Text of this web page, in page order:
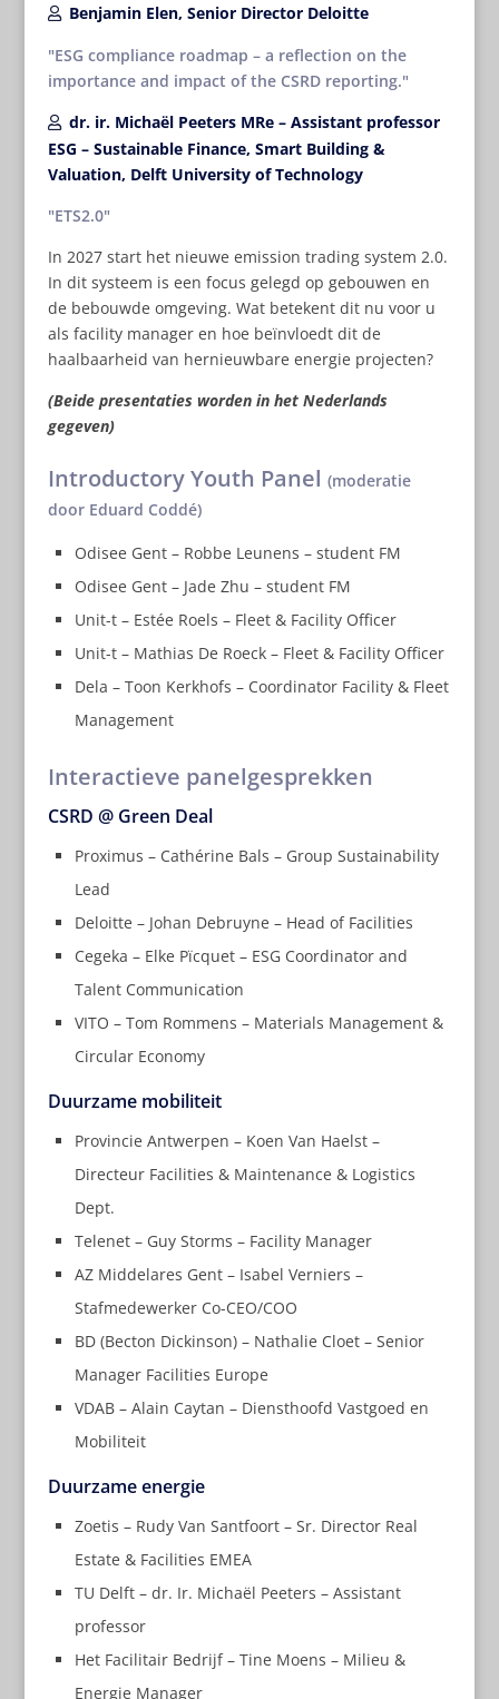
Benjamin Elen, Senior Director Deloitte
ESG compliance roadmap – a reflection on the
importance and impact of the CSRD reporting.
dr. ir. Michaël Peeters MRe – Assistant professor
ESG – Sustainable Finance, Smart Building &
Valuation, Delft University of Technology
ETS2.0
In 2027 start het nieuwe emission trading system 2.0.
In dit systeem is een focus gelegd op gebouwen en
de bebouwde omgeving. Wat betekent dit nu voor u
als facility manager en hoe beïnvloedt dit de
haalbaarheid van hernieuwbare energie projecten?
(Beide presentaties worden in het Nederlands
gegeven)
Introductory Youth Panel (moderatie
door Eduard Coddé)
Odisee Gent – Robbe Leunens – student FM
Odisee Gent – Jade Zhu – student FM
Unit-t – Estée Roels – Fleet & Facility Officer
Unit-t – Mathias De Roeck – Fleet & Facility Officer
Dela – Toon Kerkhofs – Coordinator Facility & Fleet
Management
Interactieve panelgesprekken
CSRD @ Green Deal
Proximus – Cathérine Bals – Group Sustainability
Lead
Deloitte – Johan Debruyne – Head of Facilities
Cegeka – Elke Pïcquet – ESG Coordinator and
Talent Communication
VITO – Tom Rommens – Materials Management &
Circular Economy
Duurzame mobiliteit
Provincie Antwerpen – Koen Van Haelst –
Directeur Facilities & Maintenance & Logistics
Dept.
Telenet – Guy Storms – Facility Manager
AZ Middelares Gent – Isabel Verniers –
Stafmedewerker Co-CEO/COO
BD (Becton Dickinson) – Nathalie Cloet – Senior
Manager Facilities Europe
VDAB – Alain Caytan – Diensthoofd Vastgoed en
Mobiliteit
Duurzame energie
Zoetis – Rudy Van Santfoort – Sr. Director Real
Estate & Facilities EMEA
TU Delft – dr. Ir. Michaël Peeters – Assistant
professor
Het Facilitair Bedrijf – Tine Moens – Milieu &
Energie Manager